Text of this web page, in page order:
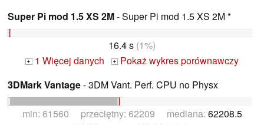
Super Pi mod 1.5 XS 2M- Super Pi mod 1.5 XS 2M *
16.4 s (1%)
+ 1 Więcej danych +
Pokaż wykres porównawczy
3DMark Vantage- 3DM Vant. Perf. CPU no Physx
min: 61560 przeciętny: 62209 mediana: 62208.5